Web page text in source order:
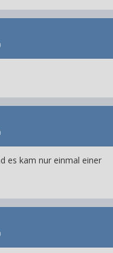
es kam nur einmal einer